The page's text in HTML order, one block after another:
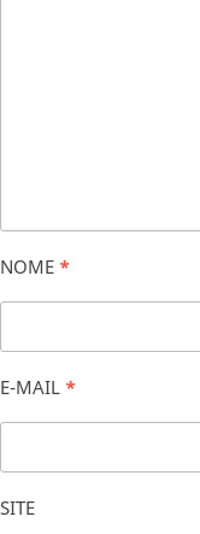
NOME *
E-MAIL *
SITE